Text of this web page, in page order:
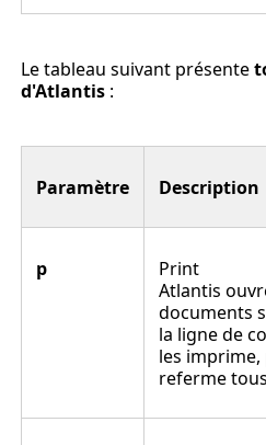
Le tableau suivant présente
d'Atlantis:
Paramètre Description
p
Print
Atlantis
documents
la ligne de
les imprime,
referme